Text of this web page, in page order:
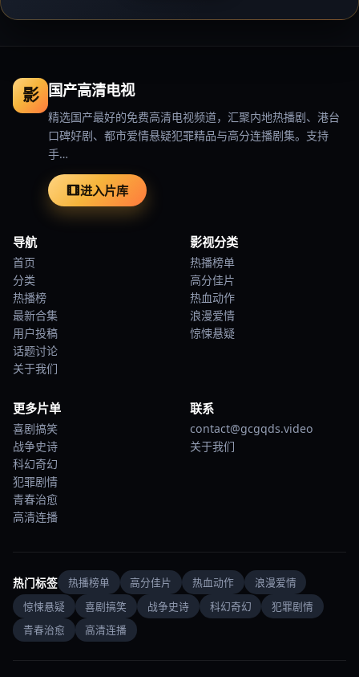
影 国产高清电视
精选国产最好的免费高清电视频道，汇聚内地热播剧、港台
口碑好剧、都市爱情悬疑犯罪精品与高分连播剧集。支持
手…
进入片库
导航
首页
分类
热播榜
最新合集
用户投稿
话题讨论
关于我们
影视分类
热播榜单
高分佳片
热血动作
浪漫爱情
惊悚悬疑
更多片单
喜剧搞笑
战争史诗
科幻奇幻
犯罪剧情
青春治愈
高清连播
联系
contact@gcgqds.video
关于我们
热门标签 热播榜单 高分佳片 热血动作
浪漫爱情
惊悚悬疑
喜剧搞笑 战争史诗 科幻奇幻
犯罪剧情
青春治愈
高清连播